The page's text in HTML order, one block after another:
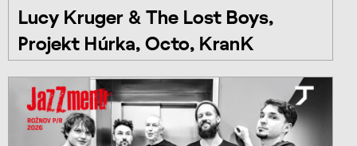
Lucy Kruger & The Lost Boys,
Projekt Húrka, Octo, KranK